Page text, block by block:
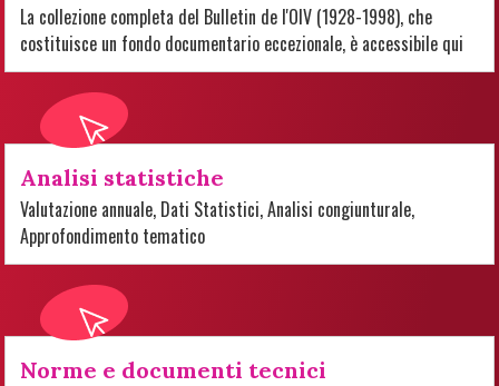
La collezione completa del Bulletin de l'OIV (1928-1998), che
costituisce un fondo documentario eccezionale, è accessibile qui
Analisi statistiche
Valutazione annuale, Dati Statistici, Analisi congiunturale,
Approfondimento tematico
Norme e documenti tecnici